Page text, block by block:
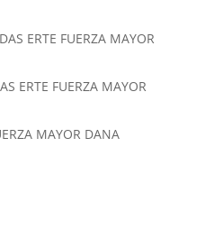
ERTE FUERZA MAYOR
ERTE FUERZA MAYOR
MAYOR DANA